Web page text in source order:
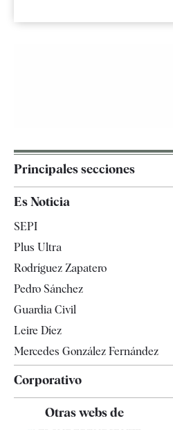
Principales secciones
España
Televisión
Es Noticia
SEPI
Plus Ultra
Rodríguez Zapatero
Pedro Sánchez
Guardia Civil
Leire Díez
Mercedes González Fernández
Corporativo
Contacto
Otras webs de